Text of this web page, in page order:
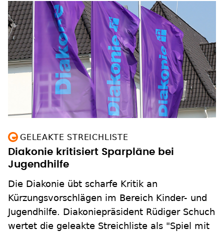
GELEAKTE STREICHLISTE
Diakonie kritisiert Sparpläne bei
Jugendhilfe
Die Diakonie übt scharfe Kritik an
Kürzungsvorschlägen im Bereich Kinder- und
Jugendhilfe. Diakoniepräsident Rüdiger Schuch
wertet die geleakte Streichliste als "Spiel mit